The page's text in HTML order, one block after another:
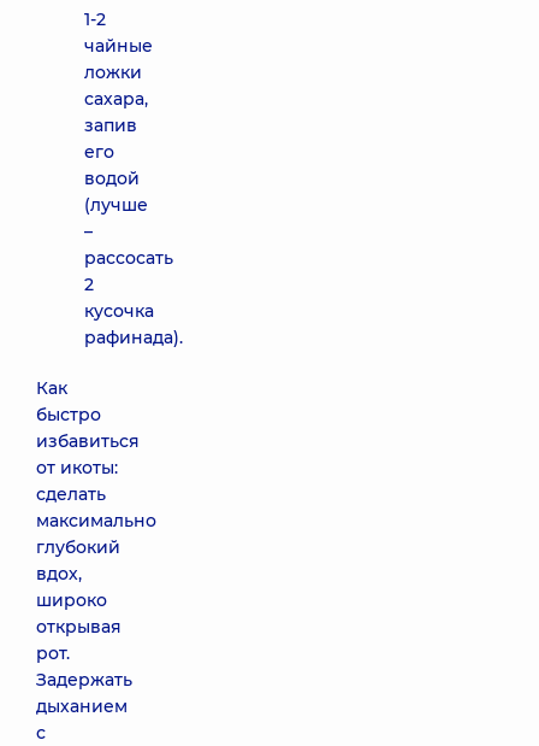
1-2
чайные
ложки
сахара,
запив
его
водой
(лучше
–
рассосать
2
кусочка
рафинада).
Как
быстро
избавиться
от икоты:
сделать
максимально
глубокий
вдох,
широко
открывая
рот.
Задержать
дыханием
с